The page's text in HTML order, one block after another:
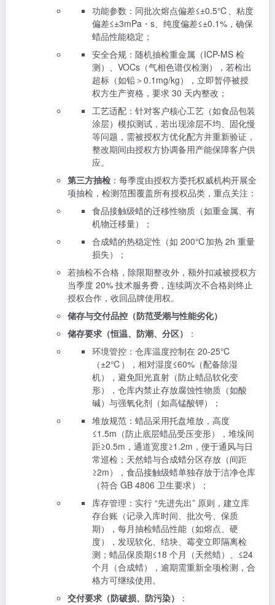
功能参数：同批次熔点偏差≤±0.5℃、粘度
偏差≤±3mPa・s、纯度偏差≤±0.1%，确保
蜡品性能稳定；
安全合规：随机抽检重金属（ICP-MS 检
测）、VOCs（气相色谱仪检测），若检出
超标（如铅＞0.1mg/kg），立即暂停被授
权方生产资格，要求 30 天内整改；
工艺适配：针对客户核心工艺（如食品包装
涂层）模拟测试，若出现涂层不均、固化慢
等问题，需被授权方优化配方并重新验证，
整改期间由授权方协调备用产能保障客户供
应。
第三方抽检 ：每季度由授权方委托权威机构开展全
项抽检，检测范围覆盖所有授权品类，重点关注：
食品接触级蜡的迁移性物质（如重金属、有
机物迁移量）；
合成蜡的热稳定性（如 200℃加热 2h 重量
损失）；
若抽检不合格，除限期整改外，额外扣减被授权方
当季度 20% 技术服务费，连续两次不合格则终止
授权合作，收回品牌使用权。
储存与交付品控（防范受潮与性能劣化）
储存要求（恒温、防潮、分区）
：
环境管控：仓库温度控制在 20-25℃
（±2℃），相对湿度≤60%（配备除湿
机），避免阳光直射（防止蜡品软化变
形），仓库内禁止存放腐蚀性物质（如酸
碱）与强氧化剂（如高锰酸钾）；
堆放规范：蜡品采用托盘堆放，高度
≤1.5m（防止底层蜡品受压变形），堆垛间
距≥0.5m，通道宽度≥1.2m，便于通风与日
常巡检；天然蜡与合成蜡分区存放（间距
≥2m），食品接触级蜡单独存放于洁净仓库
（符合 GB 4806 卫生要求）；
库存管理：实行 “先进先出” 原则，建立库
存台账（记录入库时间、批次号、保质
期），每月抽检蜡品性能（如熔点、硬
度），发现软化、结块、霉变立即隔离检
测；蜡品保质期≤18 个月（天然蜡）、≤24
个月（合成蜡），逾期需重新全项检测，合
格方可继续使用。
交付要求（防破损、防污染）
：